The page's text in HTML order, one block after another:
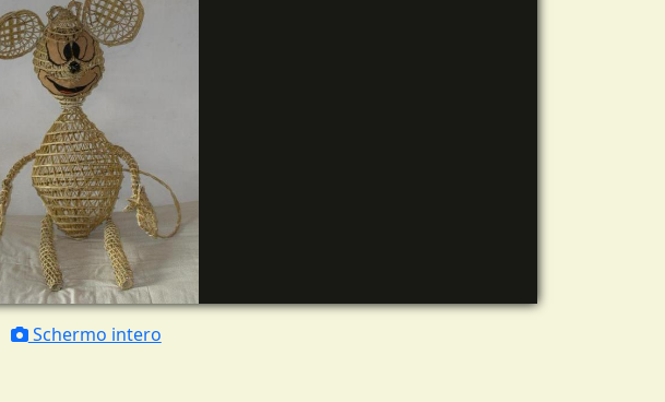
Schermo intero